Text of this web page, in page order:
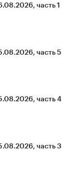
часть 1
часть 5
часть 4
часть 3